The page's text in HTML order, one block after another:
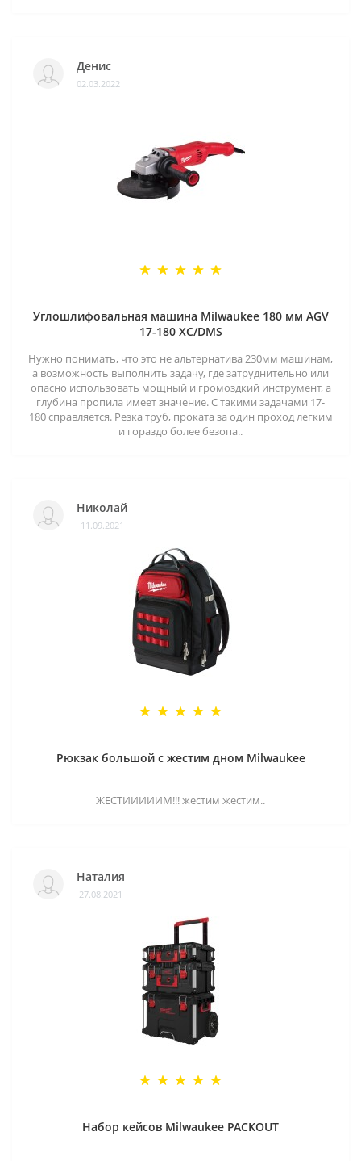
Денис
02.03.2022
Углошлифовальная машина Milwaukee 180 мм AGV
17-180 XC/DMS
Нужно понимать, что это не альтернатива 230мм машинам,
а возможность выполнить задачу, где затруднительно или
опасно использовать мощный и громоздкий инструмент, а
глубина пропила имеет значение. С такими задачами 17-
180 справляется. Резка труб, проката за один проход легким
и гораздо более безопа..
Николай
11.09.2021
Рюкзак большой с жестим дном Milwaukee
ЖЕСТИИИИИМ!!! жестим жестим..
Наталия
27.08.2021
Набор кейсов Milwaukee PACKOUT